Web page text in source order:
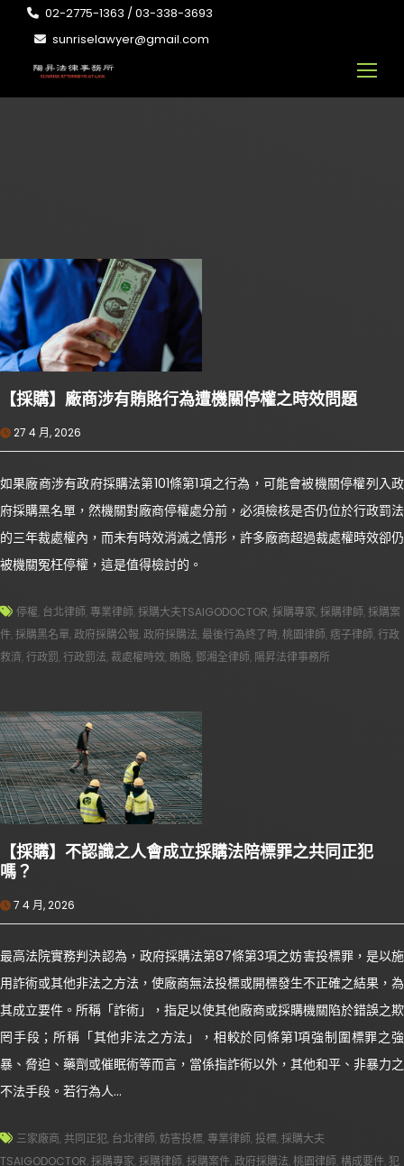
02-2775-1363 / 03-338-3693
sunriselawyer@gmail.com
【採購】廠商涉有賄賂行為遭機關停權之時效問題
27 4 月, 2026
如果廠商涉有政府採購法第101條第1項之行為，可能會被機關停權列入政
府採購黑名單，然機關對廠商停權處分前，必須檢核是否仍位於行政罰法
的三年裁處權內，而未有時效消滅之情形，許多廠商超過裁處權時效卻仍
被機關冤枉停權，這是值得檢討的。
停權, 台北律師, 專業律師,採購大夫TSAIGODOCTOR,採購專家,採購律師,採購案
件,採購黑名單,政府採購公報,政府採購法, 最後行為終了時,桃園律師, 痞子律師,行政
救濟,行政罰,行政罰法, 裁處權時效, 賄賂, 鄧湘全律師, 陽昇法律事務所
【採購】不認識之人會成立採購法陪標罪之共同正犯
嗎？
7 4 月, 2026
最高法院實務判決認為，政府採購法第87條第3項之妨害投標罪，是以施
用詐術或其他非法之方法，使廠商無法投標或開標發生不正確之結果，為
其成立要件。所稱「詐術」，指足以使其他廠商或採購機關陷於錯誤之欺
罔手段；所稱「其他非法之方法」，相較於同條第1項強制圍標罪之強
暴、脅迫、藥劑或催眠術等而言，當係指詐術以外，其他和平、非暴力之
不法手段。若行為人…
三家廠商,共同正犯, 台北律師,妨害投標, 專業律師,投標,採購大夫
TSAIGODOCTOR,採購專家,採購律師,採購案件,政府採購法,桃園律師,構成要件,犯